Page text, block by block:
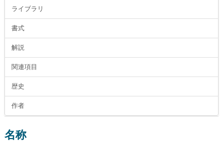
ライブラリ
書式
解説
関連項目
歴史
作者
名称